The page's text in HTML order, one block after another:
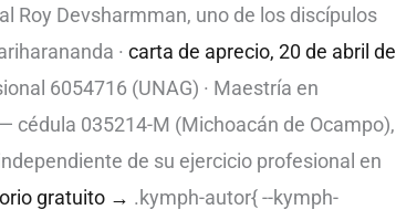
Roy Devsharmman, uno de los discípulos
· carta de aprecio, 20 de abril de
6054716 (UNAG) · Maestría en
cédula 035214-M (Michoacán de Ocampo),
de su ejercicio profesional en
gratuito → .kymph-autor{ --kymph-